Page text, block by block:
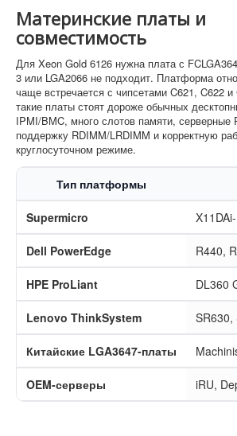
Материнские платы и
совместимость
Для Xeon Gold 6126 нужна плата с
3 или LGA2066 не подходит. Платформа
чаще встречается с чипсетами C621, C622
такие платы стоят дороже обычных
IPMI/BMC, много слотов памяти, серверные
поддержку RDIMM/LRDIMM и корректную
круглосуточном режиме.
Тип платформы
Supermicro
Dell PowerEdge R440,
HPE ProLiant DL360
Lenovo ThinkSystem SR630,
Китайские LGA3647-платы
OEM-серверы iRU,